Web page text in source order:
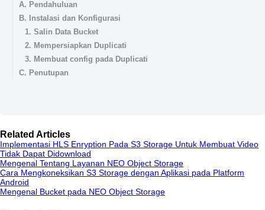
A. Pendahuluan
B. Instalasi dan Konfigurasi
1. Salin Data Bucket
2. Mempersiapkan Duplicati
3. Membuat config pada Duplicati
C. Penutupan
Related Articles
Implementasi HLS Enryption Pada S3 Storage Untuk Membuat Video
Tidak Dapat Didownload
Mengenal Tentang Layanan NEO Object Storage
Cara Mengkoneksikan S3 Storage dengan Aplikasi pada Platform
Android
Mengenal Bucket pada NEO Object Storage